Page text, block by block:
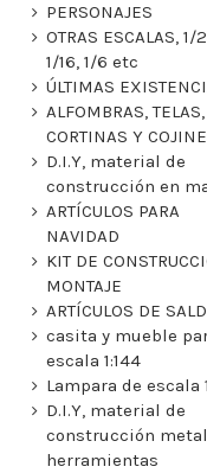
PERSONAJES
OTRAS ESCALAS, 1/
1/16, 1/6 etc
ÚLTIMAS
ALFOMBRAS, TELAS,
CORTINAS Y
D.I.Y, material de
construcción en
ARTÍCULOS PARA
NAVIDAD
KIT DE
MONTAJE
ARTÍCULOS DE
casita y mueble
escala 1:144
Lampara de escala
D.I.Y, material de
construcción
herramientas